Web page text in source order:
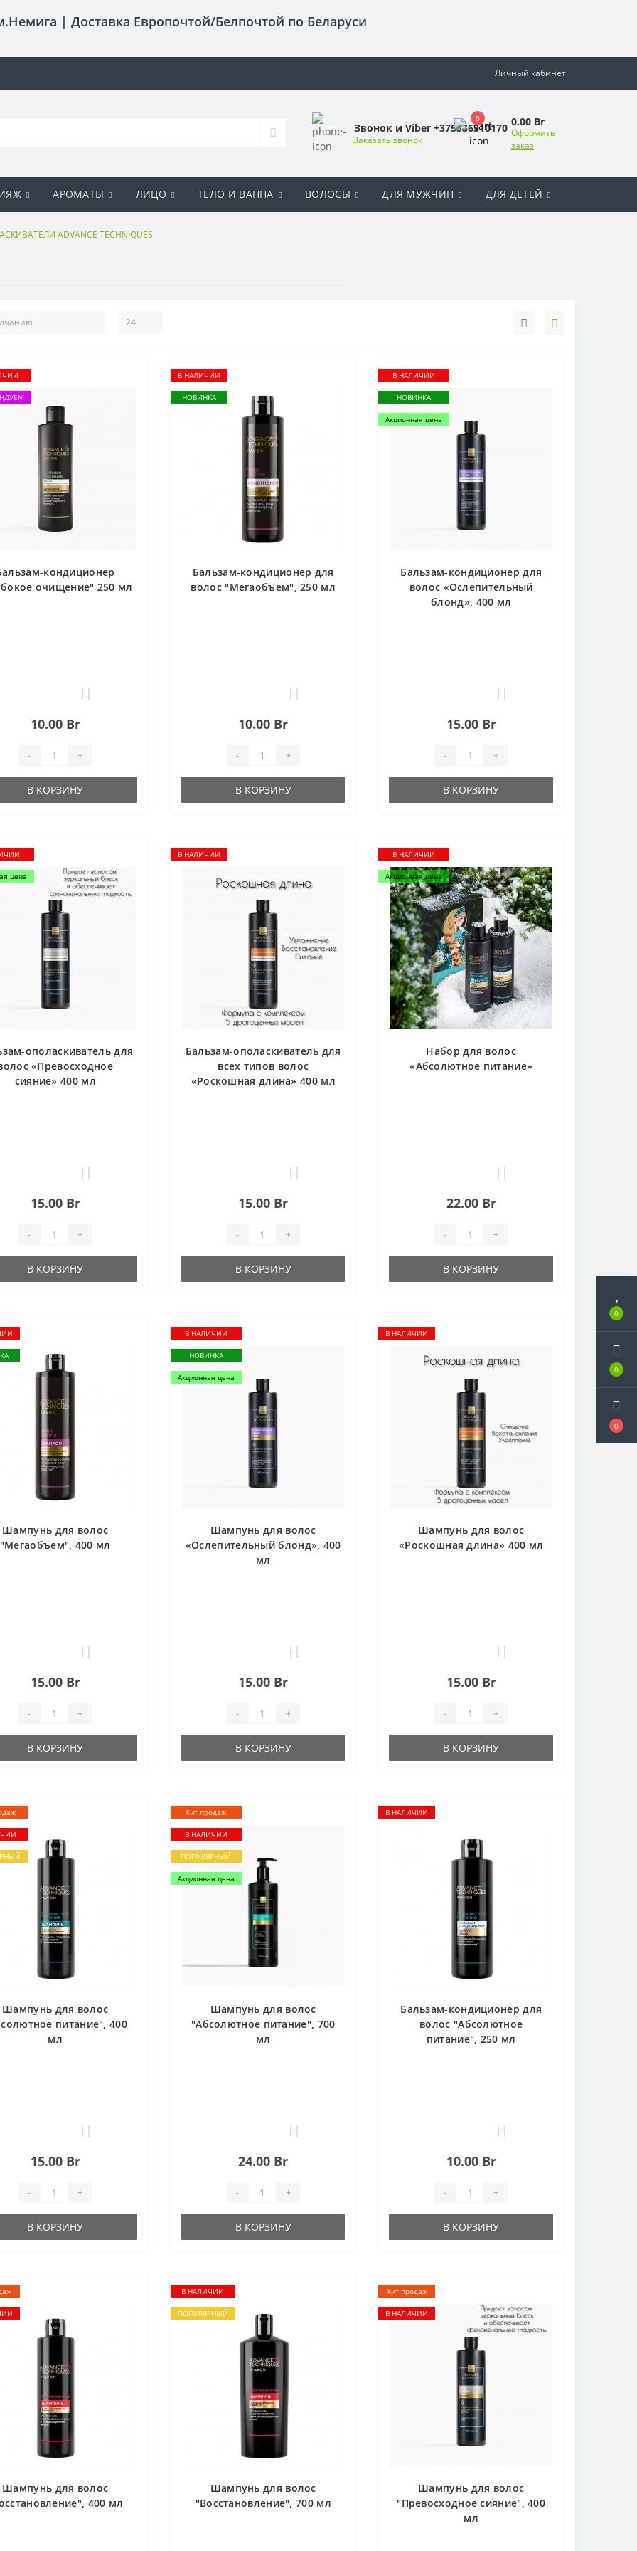
0
0
0
| Доставка Европочтой/Белпочтой по Беларуси
Личный кабинет
Звонок и Viber +375336310170
Заказать звонок
0 0.00 Br
Оформить
заказ
АРОМАТЫ ЛИЦО ТЕЛО И ВАННА ВОЛОСЫ ДЛЯ МУЖЧИН ДЛЯ ДЕТЕЙ
ADVANCE TECHNIQUES
кондиционер
очищение" 250 мл
10.00 Br
- +
В КОРЗИНУ
В НАЛИЧИИ
НОВИНКА
Бальзам-кондиционер для
волос "Мегаобъем", 250 мл
10.00 Br
- +
В КОРЗИНУ
В НАЛИЧИИ
НОВИНКА
Акционная цена
Бальзам-кондиционер для
волос «Ослепительный
блонд», 400 мл
15.00 Br
- +
В КОРЗИНУ
цена
ополаскиватель для
«Превосходное
сияние» 400 мл
15.00 Br
- +
В КОРЗИНУ
В НАЛИЧИИ
Бальзам-ополаскиватель для
всех типов волос
«Роскошная длина» 400 мл
15.00 Br
- +
В КОРЗИНУ
В НАЛИЧИИ
Акционная цена
Набор для волос
«Абсолютное питание»
22.00 Br
- +
В КОРЗИНУ
Шампунь для волос
"Мегаобъем", 400 мл
15.00 Br
- +
В КОРЗИНУ
В НАЛИЧИИ
НОВИНКА
Акционная цена
Шампунь для волос
«Ослепительный блонд», 400
мл
15.00 Br
- +
В КОРЗИНУ
В НАЛИЧИИ
Шампунь для волос
«Роскошная длина» 400 мл
15.00 Br
- +
В КОРЗИНУ
Шампунь для волос
питание", 400
мл
15.00 Br
- +
В КОРЗИНУ
Хит продаж
В НАЛИЧИИ
ПОПУЛЯРНЫЙ
Акционная цена
Шампунь для волос
"Абсолютное питание", 700
мл
24.00 Br
- +
В КОРЗИНУ
В НАЛИЧИИ
Бальзам-кондиционер для
волос "Абсолютное
питание", 250 мл
10.00 Br
- +
В КОРЗИНУ
Шампунь для волос
400 мл
В НАЛИЧИИ
ПОПУЛЯРНЫЙ
Шампунь для волос
"Восстановление", 700 мл
Хит продаж
В НАЛИЧИИ
Шампунь для волос
"Превосходное сияние", 400
мл